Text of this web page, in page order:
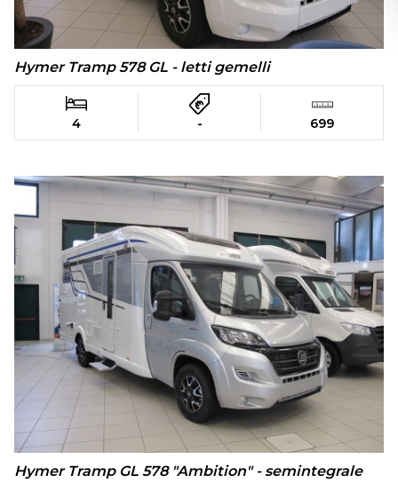
Hymer Tramp 578 GL - letti gemelli
4 - 699
Hymer Tramp GL 578 "Ambition" - semintegrale